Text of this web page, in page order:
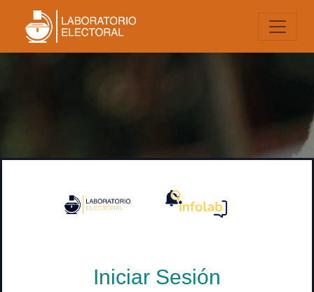
Iniciar Sesión